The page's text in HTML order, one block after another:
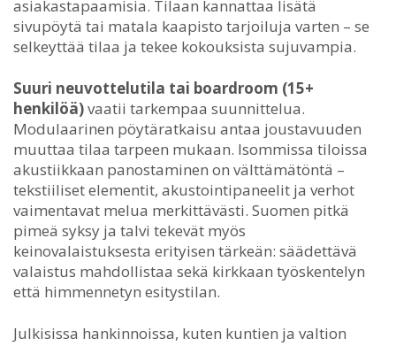
asiakastapaamisia. Tilaan kannattaa lisätä
sivupöytä tai matala kaapisto tarjoiluja varten – se
selkeyttää tilaa ja tekee kokouksista sujuvampia.
Suuri neuvottelutila tai boardroom (15+
henkilöä)vaatii tarkempaa suunnittelua.
Modulaarinen pöytäratkaisu antaa joustavuuden
muuttaa tilaa tarpeen mukaan. Isommissa tiloissa
akustiikkaan panostaminen on välttämätöntä –
tekstiiliset elementit, akustointipaneelit ja verhot
vaimentavat melua merkittävästi. Suomen pitkä
pimeä syksy ja talvi tekevät myös
keinovalaistuksesta erityisen tärkeän: säädettävä
valaistus mahdollistaa sekä kirkkaan työskentelyn
että himmennetyn esitystilan.
Julkisissa hankinnoissa, kuten kuntien ja valtion